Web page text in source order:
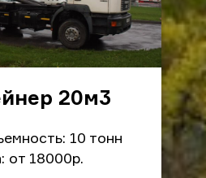
20м3
10 тонн
от 18000р.